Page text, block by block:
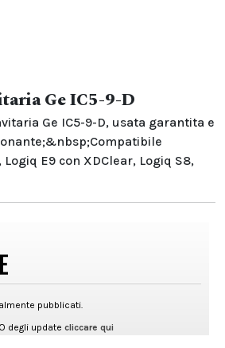
Ge IC5-9-D
Ge IC5-9-D, usata garantita e
E9 con XDClear, Logiq S8,